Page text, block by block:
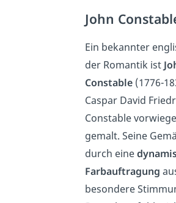
John
Ein bekannter
der Romantik ist
Constable(1776-
Caspar David
Constable
gemalt. Seine
durch eine
Farbauftragung
besondere